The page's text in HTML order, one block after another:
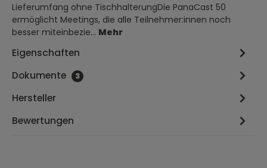
Lieferumfang ohne TischhalterungDie PanaCast 50
ermöglicht Meetings, die alle Teilnehmer:innen noch
besser miteinbezie… Mehr
Eigenschaften
Dokumente
3
Hersteller
Bewertungen